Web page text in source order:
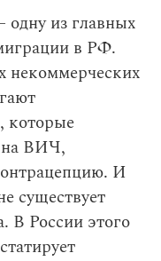
из главных
в РФ.
некоммерческих
которые
на ВИЧ,
И
существует
В России этого